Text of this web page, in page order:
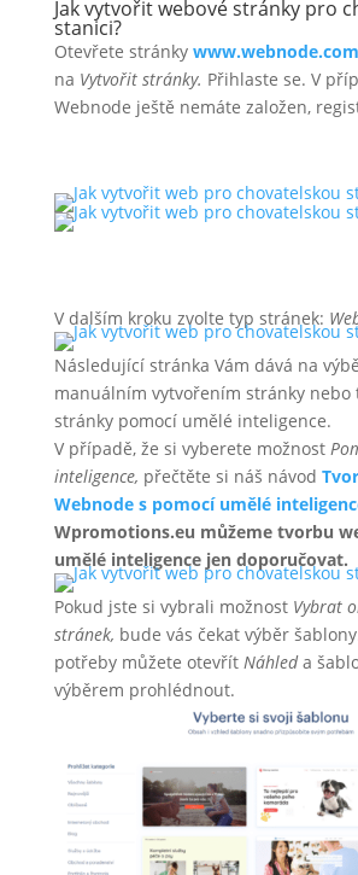
Jak vytvořit webové stránky pro
stanici?
Otevřete stránky
na Vytvořit stránky. Přihlaste se. V
Webnode ještě nemáte založen,
V dalším kroku zvolte typ stránek:
Následující stránka Vám dává na
manuálním vytvořením stránky nebo
stránky pomocí umělé inteligence.
V případě, že si vyberete možnost
inteligence, přečtěte si náš návod
Webnode s pomocí umělé
Wpromotions.eu můžeme tvorbu
umělé inteligence jen doporučovat.
Pokud jste si vybrali možnostVybrat
stránek, bude vás čekat výběr
potřeby můžete otevřít Náhleda
výběrem prohlédnout.